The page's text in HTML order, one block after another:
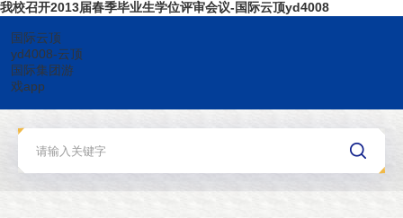
我校召开2013届春季毕业生学位评审会议-国际云顶yd4008
国际云顶
yd4008-云顶
国际集团游
戏app